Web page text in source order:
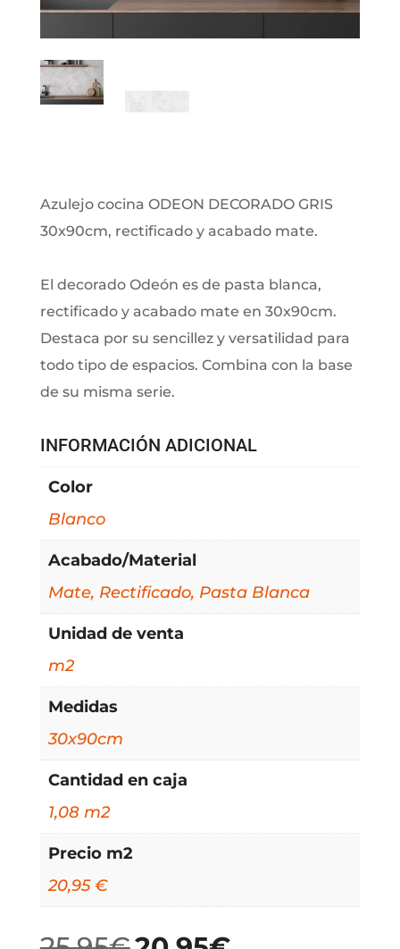
Azulejo cocina ODEON DECORADO GRIS
30x90cm, rectificado y acabado mate.
El decorado Odeón es de pasta blanca,
rectificado y acabado mate en 30x90cm.
Destaca por su sencillez y versatilidad para
todo tipo de espacios. Combina con la base
de su misma serie.
INFORMACIÓN ADICIONAL
Color
Blanco
Acabado/Material
Mate, Rectificado, Pasta Blanca
Unidad de venta
m2
Medidas
30x90cm
Cantidad en caja
1,08 m2
Precio m2
20,95 €